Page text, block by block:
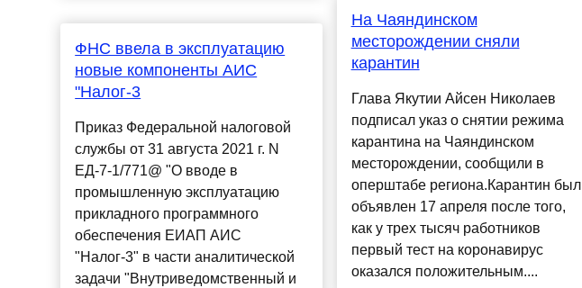
ФНС ввела в эксплуатацию
новые компоненты АИС
"Налог-3
Приказ Федеральной налоговой
службы от 31 августа 2021 г. N
ЕД-7-1/771@ "О вводе в
промышленную эксплуатацию
прикладного программного
обеспечения ЕИАП АИС
"Налог-3" в части аналитической
задачи "Внутриведомственный и
На Чаяндинском
месторождении сняли
карантин
Глава Якутии Айсен Николаев
подписал указ о снятии режима
карантина на Чаяндинском
месторождении, сообщили в
оперштабе региона.Карантин был
объявлен 17 апреля после того,
как у трех тысяч работников
первый тест на коронавирус
оказался положительным....